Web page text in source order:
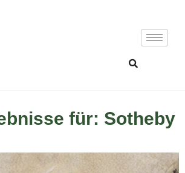
für: Sotheby